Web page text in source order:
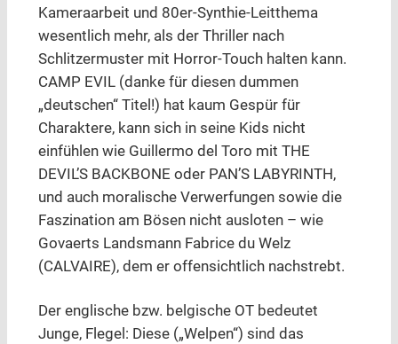
Kameraarbeit und 80er-Synthie-Leitthema
wesentlich mehr, als der Thriller nach
Schlitzermuster mit Horror-Touch halten kann.
CAMP EVIL (danke für diesen dummen
„deutschen“ Titel!) hat kaum Gespür für
Charaktere, kann sich in seine Kids nicht
einfühlen wie Guillermo del Toro mit THE
DEVIL’S BACKBONE oder PAN’S LABYRINTH,
und auch moralische Verwerfungen sowie die
Faszination am Bösen nicht ausloten – wie
Govaerts Landsmann Fabrice du Welz
(CALVAIRE), dem er offensichtlich nachstrebt.
Der englische bzw. belgische OT bedeutet
Junge, Flegel: Diese („Welpen“) sind das